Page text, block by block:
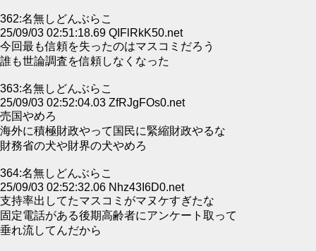
362:名無しどんぶらこ
25/09/03 02:51:18.69 QIFlRkK50.net
今回最も信頼を失ったのはマスコミだろう
誰も世論調査を信頼しなくなった
363:名無しどんぶらこ
25/09/03 02:52:04.03 ZfRJgFOs0.net
売国やめろ
海外に積極財政やって国民に緊縮財政やるな
財務省の犬や財界の犬やめろ
364:名無しどんぶらこ
25/09/03 02:52:32.06 Nhz43I6D0.net
支持率出してたマスコミがマヌケすぎたな
固定電話がある後期高齢者にアンケート取って
垂れ流してんだから